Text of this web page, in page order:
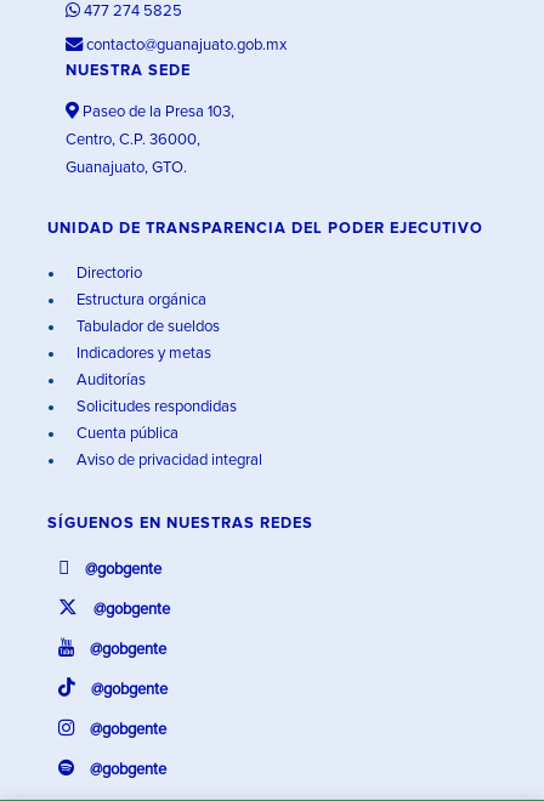
477 274 5825
contacto@guanajuato.gob.mx
NUESTRA SEDE
Paseo de la Presa 103,
Centro, C.P. 36000,
Guanajuato, GTO.
UNIDAD DE TRANSPARENCIA DEL PODER EJECUTIVO
Directorio
Estructura orgánica
Tabulador de sueldos
Indicadores y metas
Auditorías
Solicitudes respondidas
Cuenta pública
Aviso de privacidad integral
SÍGUENOS EN NUESTRAS REDES
@gobgente
@gobgente
@gobgente
@gobgente
@gobgente
@gobgente